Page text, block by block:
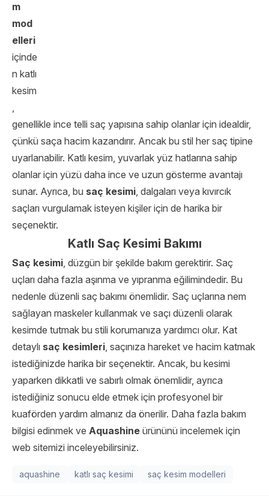
m
mod
elleri
içinde
n katlı
kesim
,
genellikle ince telli saç yapısına sahip olanlar için idealdir,
çünkü saça hacim kazandırır. Ancak bu stil her saç tipine
uyarlanabilir. Katlı kesim, yuvarlak yüz hatlarına sahip
olanlar için yüzü daha ince ve uzun gösterme avantajı
sunar. Ayrıca, bu saç kesimi, dalgaları veya kıvırcık
saçları vurgulamak isteyen kişiler için de harika bir
seçenektir.
Katlı Saç Kesimi Bakımı
Saç kesimi, düzgün bir şekilde bakım gerektirir. Saç
uçları daha fazla aşınma ve yıpranma eğilimindedir. Bu
nedenle düzenli saç bakımı önemlidir. Saç uçlarına nem
sağlayan maskeler kullanmak ve saçı düzenli olarak
kesimde tutmak bu stili korumanıza yardımcı olur. Kat
detaylı saç kesimleri, saçınıza hareket ve hacim katmak
istediğinizde harika bir seçenektir. Ancak, bu kesimi
yaparken dikkatli ve sabırlı olmak önemlidir, ayrıca
istediğiniz sonucu elde etmek için profesyonel bir
kuaförden yardım almanız da önerilir. Daha fazla bakım
bilgisi edinmek ve Aquashine ürününü incelemek için
web sitemizi inceleyebilirsiniz.
aquashine katlı saç kesimi saç kesim modelleri